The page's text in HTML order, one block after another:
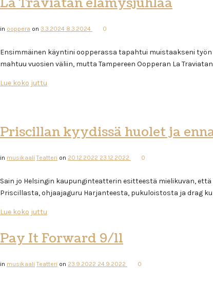
in ooppera on 3.3.2024 8.3.2024 0
Ensimmäinen käyntini oopperassa tapahtui muistaakseni
mahtuu vuosien väliin, mutta Tampereen Oopperan La
Lue koko juttu
Priscillan kyydissä huolet ja
in musikaali Teatteri on 20.12.2022 23.12.2022 0
Sain jo Helsingin kaupunginteatterin esitteestä mielikuvan,
Priscillasta, ohjaajaguru Harjanteesta, pukuloistosta ja drag
Lue koko juttu
Pay It Forward 9/11
in musikaali Teatteri on 23.9.2022 24.9.2022 0